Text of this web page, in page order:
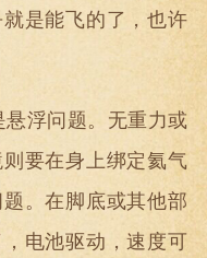
是能飞的了，也许
浮问题。无重力或
要在身上绑定氦气
。在脚底或其他部
电池驱动，速度可